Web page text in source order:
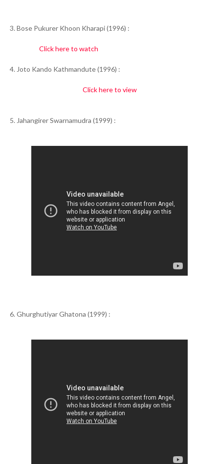
3. Bose Pukurer Khoon Kharapi (1996) :
Click here to watch
4. Joto Kando Kathmandute (1996) :
Click here to view
5. Jahangirer Swarnamudra (1999) :
6. Ghurghutiyar Ghatona (1999) :